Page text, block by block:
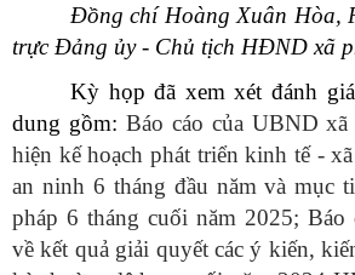
Đồng chí Hoàng Xuân Hòa,
trực Đảng ủy - Chủ tịch HĐND xã
Kỳ họp đã xem xét đánh
dung gồm: Báo cáo của UBND
hiện kế hoạch phát triển kinh tế -
an ninh 6 tháng đầu năm và mục
pháp 6 tháng cuối năm 2025; Báo
về kết quả giải quyết các ý kiến,